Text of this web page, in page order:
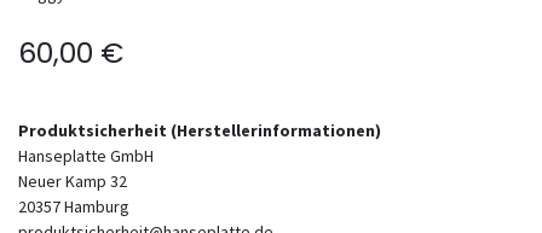
60,00 €
Produktsicherheit (Herstellerinformationen)
Hanseplatte GmbH
Neuer Kamp 32
20357Hamburg